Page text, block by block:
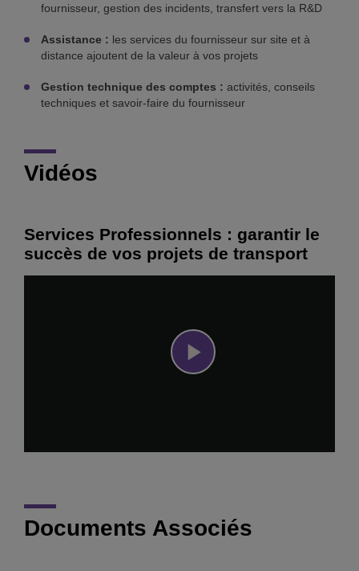
fournisseur, gestion des incidents, transfert vers la R&D
Assistance : les services du fournisseur sur site et à
distance ajoutent de la valeur à vos projets
Gestion technique des comptes : activités, conseils
techniques et savoir-faire du fournisseur
Vidéos
Services Professionnels : garantir le
succès de vos projets de transport
Documents Associés